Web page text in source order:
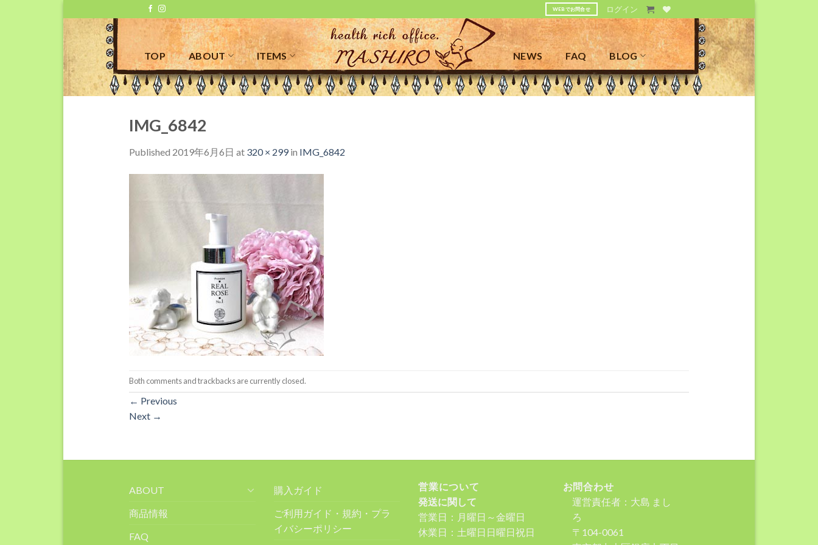
content
WEBでお問合せ ログイン
TOP ABOUT ITEMS NEWS FAQ BLOG
IMG_6842
Published 2019年6月6日 at 320 × 299in IMG_6842
Both comments and trackbacks are currently closed.
← Previous
Next →
ABOUT
商品情報
FAQ
購入ガイド
ご利用ガイド・規約・プラ
イバシーポリシー
営業について
発送に関して
営業日：月曜日～金曜日
休業日：土曜日日曜日祝日
お問合わせ
運営責任者：大島 まし
ろ
〒104-0061